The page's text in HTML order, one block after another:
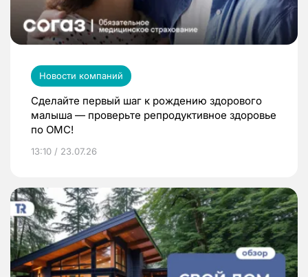
Новости компаний
Сделайте первый шаг к рождению здорового
малыша — проверьте репродуктивное здоровье
по ОМС!
13:10 / 23.07.26